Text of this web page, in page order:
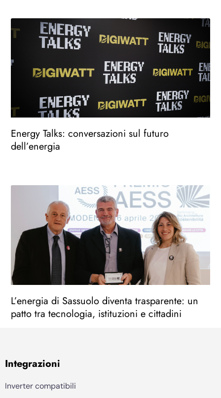
Energy Talks: conversazioni sul futuro
dell’energia
L’energia di Sassuolo diventa trasparente: un
patto tra tecnologia, istituzioni e cittadini
Integrazioni
Inverter compatibili